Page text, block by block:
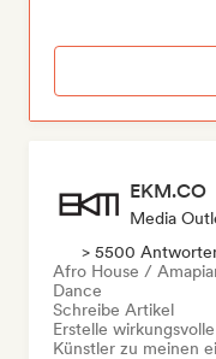
EKM.CO
Media
> 5500
Afro House /
Dance
Schreibe Artikel
Erstelle
Künstler zu meinen